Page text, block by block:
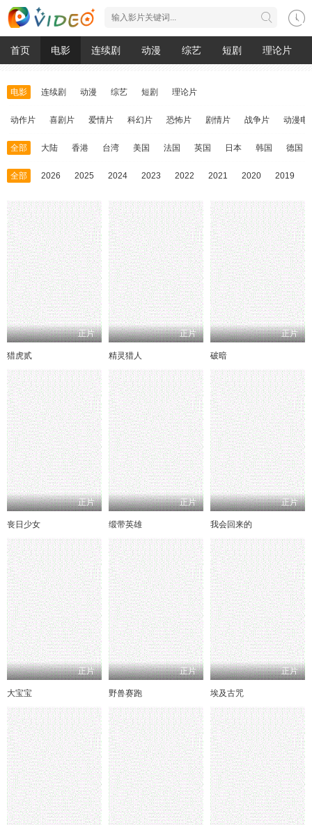
首页 电影 连续剧 动漫 综艺 短剧 理论片
电影 连续剧 动漫 综艺 短剧 理论片
动作片 喜剧片 爱情片 科幻片 恐怖片 剧情片 战争片 动漫电
全部 大陆 香港 台湾 美国 法国 英国 日本 韩国 德国
全部 2026 2025 2024 2023 2022 2021 2020 2019
正片
猎虎贰
正片
精灵猎人
正片
破暗
正片
丧日少女
正片
缎带英雄
正片
我会回来的
正片
大宝宝
正片
野兽赛跑
正片
埃及古咒